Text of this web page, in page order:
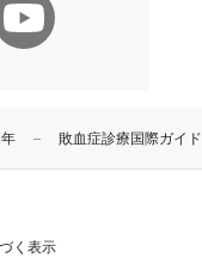
敗血症診療国際ガイ
く表示